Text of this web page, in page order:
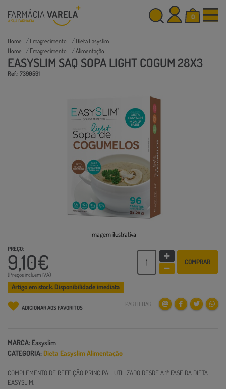
0
Home Emagrecimento
Dieta Easyslim
Home
Emagrecimento Alimentação
EASYSLIM SAQ SOPA LIGHT COGUM 28X3
Ref.: 7390591
Imagem ilustrativa
PREÇO:
9,10€
(Preços incluem IVA)
COMPRAR
Artigo em stock. Disponibilidade imediata
ADICIONAR AOS FAVORITOS PARTILHAR:
MARCA: Easyslim
CATEGORIA: Dieta EasyslimAlimentação
COMPLEMENTO DE REFEIÇÃO PRINCIPAL. UTILIZADO DESDE A 1ª FASE DA DIETA
EASYSLIM.